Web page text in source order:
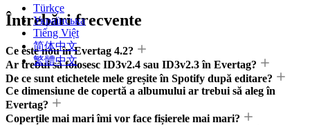
Türkçe
Українська
Tiếng Việt
简体中文
繁體中文
Întrebări frecvente
Ce este nou în Evertag 4.2?
Ar trebui să folosesc ID3v2.4 sau ID3v2.3 în Evertag?
De ce sunt etichetele mele greșite în Spotify după editare?
Ce dimensiune de copertă a albumului ar trebui să aleg în
Evertag?
Coperțile mai mari îmi vor face fișierele mai mari?